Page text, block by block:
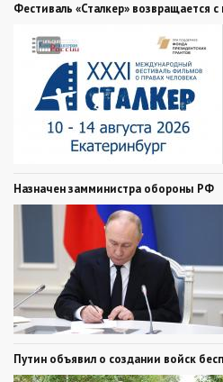
Фестиваль «Сталкер» возвращается
Назначен замминистра обороны РФ
Путин объявил о создании войск